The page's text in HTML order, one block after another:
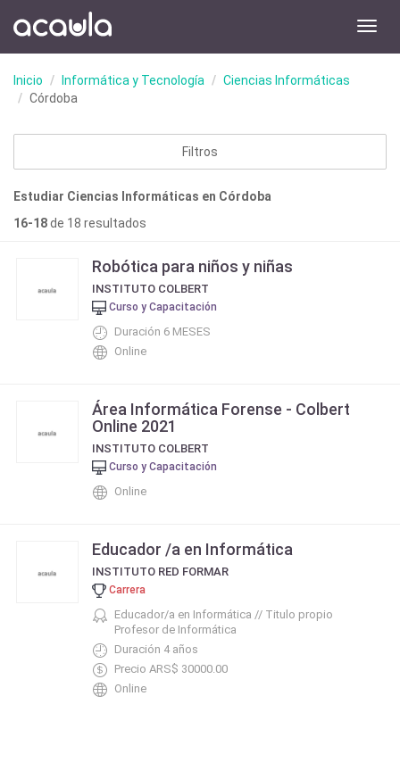
Inicio Informática y Tecnología
Ciencias Informáticas
Córdoba
Filtros
Estudiar Ciencias Informáticas en Córdoba
16-18de 18 resultados
Robótica para niños y niñas
INSTITUTO COLBERT
Curso y Capacitación
Duración 6 MESES
Online
Área Informática Forense - Colbert
Online 2021
INSTITUTO COLBERT
Curso y Capacitación
Online
Educador /a en Informática
INSTITUTO RED FORMAR
Carrera
Educador/a en Informática // Titulo propio
Profesor de Informática
Duración 4 años
Precio ARS$ 30000.00
Online